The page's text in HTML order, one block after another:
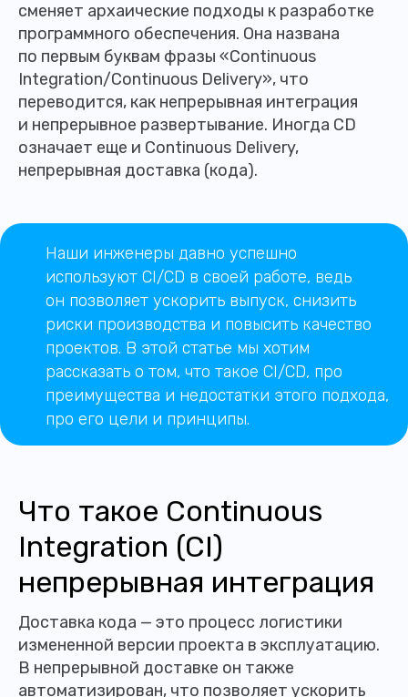
сменяет архаические подходы к разработке
программного обеспечения. Она названа
по первым буквам фразы «Continuous
Integration/Continuous Delivery», что
переводится, как непрерывная интеграция
и непрерывное развертывание. Иногда CD
означает еще и Continuous Delivery,
непрерывная доставка (кода).
Наши инженеры давно успешно
используют CI/CD в своей работе, ведь
он позволяет ускорить выпуск, снизить
риски производства и повысить качество
проектов. В этой статье мы хотим
рассказать о том, что такое CI/CD, про
преимущества и недостатки этого подхода,
про его цели и принципы.
Что такое Continuous
Integration (CI)
непрерывная интеграция
Доставка кода — это процесс логистики
измененной версии проекта в эксплуатацию.
В непрерывной доставке он также
автоматизирован, что позволяет ускорить